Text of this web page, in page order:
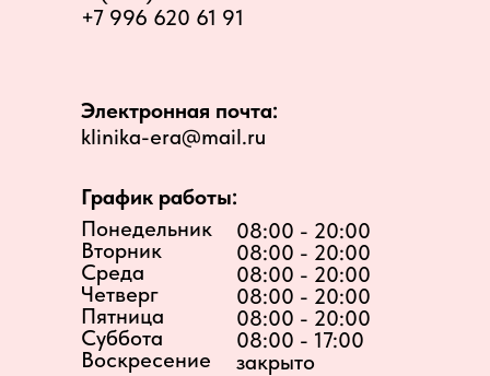
График работы:
Электронная почта:
Понедельник
Вторник
Среда
Четверг
Пятница
Суббота
Воскресение
klinika-era@mail.ru
+7 996 620 61 91
08:00 - 20:00
08:00 - 20:00
08:00 - 20:00
08:00 - 20:00
08:00 - 20:00
08:00 - 17:00
закрыто